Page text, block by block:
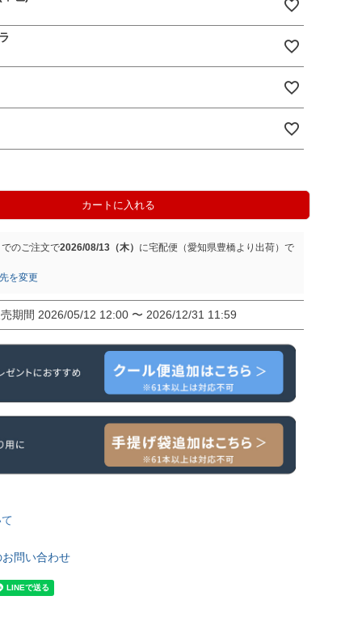
カートに入れる
のご注文で2026/08/13（木） に宅配便（愛知県豊橋より出荷） で
を変更
期間 2026/05/12 12:00 〜 2026/12/31 11:59
問い合わせ